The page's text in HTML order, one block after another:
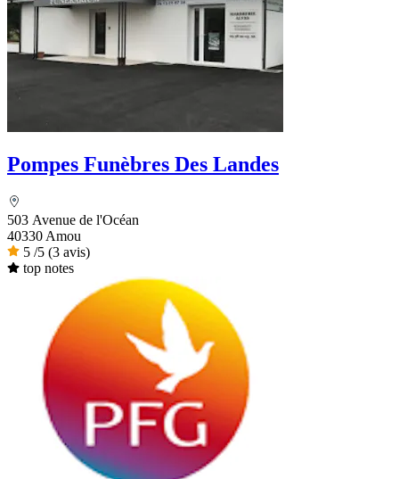
Pompes Funèbres Des Landes
503 Avenue de l'Océan
40330 Amou
5 /5 (3 avis)
top notes